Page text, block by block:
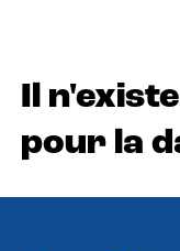
Il
pour la